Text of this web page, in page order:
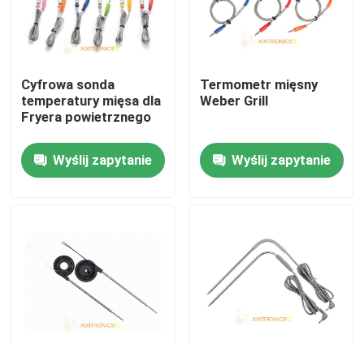
Produkty
Czujnik temperatury NTC
Samochodowy czujnik temperatury
Termistory z powłoką epoksydową
Czujniki AGD
Cyfrowa sonda
temperatury mięsa dla
Fryera powietrznego
Wyślij zapytanie
Termometr mięsny
Weber Grill
Wyślij zapytanie